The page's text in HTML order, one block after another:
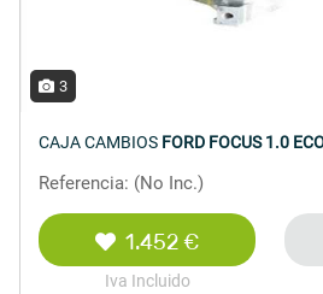
3
CAJA CAMBIOS FORD FOCUS 1.0
Referencia: (No Inc.)
1.452 €
Iva Incluido